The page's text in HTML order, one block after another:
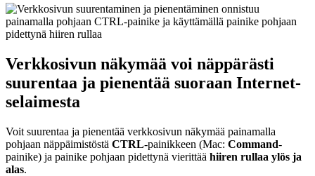
Verkkosivun näkymää voi näppärästi
suurentaa ja pienentää suoraan Internet-
selaimesta
Voit suurentaa ja pienentää verkkosivun näkymää painamalla
pohjaan näppäimistöstä CTRL-painikkeen (Mac: Command-
painike) ja painike pohjaan pidettynä vierittää hiiren rullaa ylös ja
alas.